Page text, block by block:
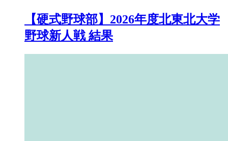
【硬式野球部】2026年度北東北大学
野球新人戦 結果